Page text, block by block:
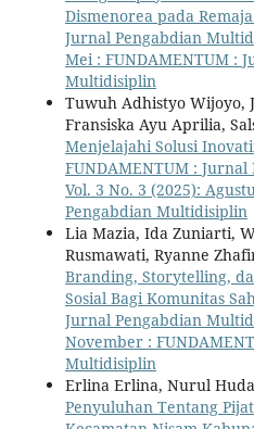
Dismenorea pada
Jurnal Pengabdian
Mei : FUNDAMENTUM :
Multidisiplin
Tuwuh Adhistyo Wijoyo,
Fransiska Ayu Aprilia,
Menjelajahi Solusi
FUNDAMENTUM :
Vol. 3 No. 3 (2025):
Pengabdian Multidisiplin
Lia Mazia, Ida Zuniarti,
Rusmawati, Ryanne
Branding, Storytelling,
Sosial Bagi Komunitas
Jurnal Pengabdian
November :
Multidisiplin
Erlina Erlina, Nurul
Penyuluhan Tentang